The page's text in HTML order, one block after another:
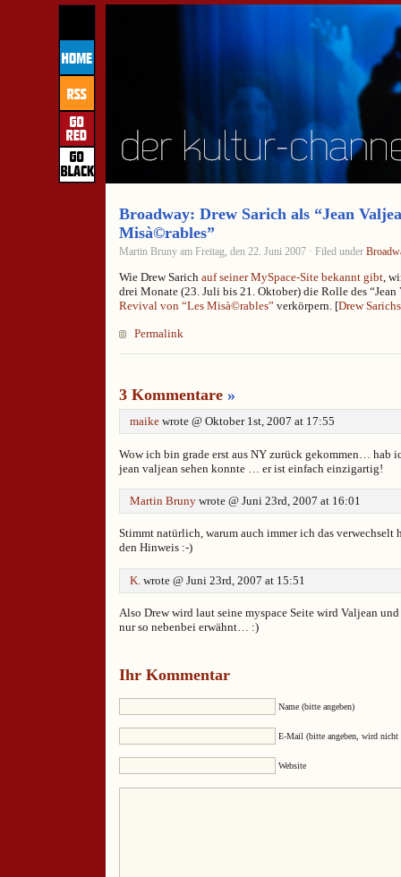
Broadway: Drew Sarich als “Jean
Misà©rables”
Martin Bruny am Freitag, den 22. Juni 2007 · Filed under
Wie Drew Sarich auf seiner MySpace-Site bekannt gibt,
drei Monate (23. Juli bis 21. Oktober) die Rolle des
Revival von “Les Misà©rables” verkörpern. [Drew
Permalink
3 Kommentare »
maike wrote @ Oktober 1st, 2007 at 17:55
Wow ich bin grade erst aus NY zurück gekommen… hab
jean valjean sehen konnte … er ist einfach einzigartig!
Martin Bruny wrote @ Juni 23rd, 2007 at 16:01
Stimmt natürlich, warum auch immer ich das verwechselt
den Hinweis :-)
K. wrote @ Juni 23rd, 2007 at 15:51
Also Drew wird laut seine myspace Seite wird Valjean
nur so nebenbei erwähnt… :)
Ihr Kommentar
Name (bitte angeben)
E-Mail (bitte angeben, wird nicht
Website